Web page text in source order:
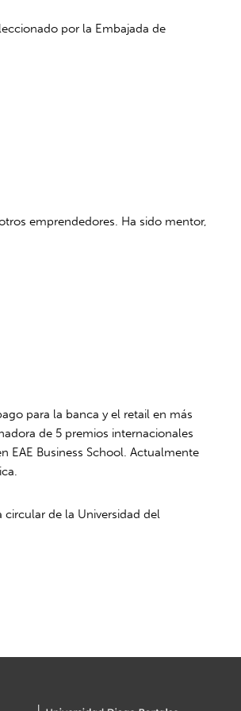
por la Embajada de
emprendedores. Ha sido mentor,
para la banca y el retail en más
de 5 premios internacionales
EAE Business School. Actualmente
de la Universidad del